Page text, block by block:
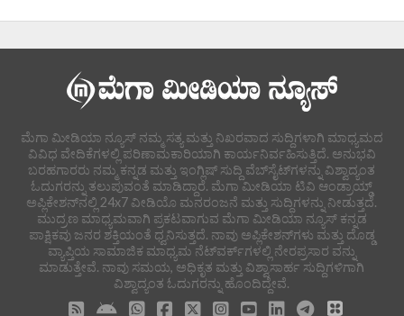
ಮೆಗಾ ಮೀಡಿಯಾ ನ್ಯೂಸ್ ನಮ್ಮ ಸತ್ಯ ಮತ್ತು ನಿಖರವಾದ ಸುದ್ದಿಗಳಾಗಿ ಮಾಧ್ಯಮದ
ವಿವಿಧ ವೇದಿಕೆಗಳಲ್ಲಿ ಪರಿಣಾಮಕಾರಿಯಾಗಿ ಕಾರ್ಯನಿರ್ವಹಿಸುತ್ತಿದೆ. ಅನುಭವಿ
ಬರಹಗಾರರು ನಮ್ಮ ಕನ್ನಡ ಮತ್ತು ಇಂಗ್ಲಿಷ್ ಸುದ್ದಿ ವೆಬ್‌ಸೈಟ್‌ಗಳನ್ನು ವಿಶ್ವಾದ್ಯಂತ
ಓದುಗರನ್ನು ತಲುಪುವಂತೆ ಮಾಡಿದ್ದಾರೆ. ಮೆಗಾ ಮೀಡಿಯಾ ಟಿವಿ ಆಂಡ್ರಾಯ್ಡ್
ಅಪ್ಲಿಕೇಶನ್‌ನಲ್ಲಿ 24x7 ವೀಡಿಯೊ ಮನರಂಜನೆ ಮತ್ತು ಸುದ್ದಿಗಳನ್ನು ನೀಡುತ್ತದೆ.
ಮುದ್ರಣ ಮಾಧ್ಯಮವಾಗಿ ಪ್ರಕಟವಾಗುವ ಮೆಗಾ ಮೀಡಿಯಾ ನ್ಯೂಸ್ ಕನ್ನಡ
ಪಾಕ್ಷಿಕವು ಜನರ ಶಕ್ತಿಯಂತೆ ಧ್ವನಿಸುತ್ತದೆ. ನಾವು ಅಪ್ಲಿಕೇಶನ್‌ಗಳು ಮತ್ತು ದೊಡ್ಡ
ವ್ಯಾಪ್ತಿಯ ಸಾಮಾಜಿಕ ಮಾಧ್ಯಮ ನೆಟ್‌ವರ್ಕ್‌ಗಳಲ್ಲಿ ನೇರಪ್ರಸಾರ ವನ್ನು
ಮಾಡುತ್ತೇವೆ. ನಾವು ಸಮಯ, ಅಧಿಕೃತ ಮತ್ತು ವಿಶ್ವಾಸಾರ್ಹ ಸುದ್ದಿಗಳಿಗಾಗಿ
ವಿಶ್ವಾದ್ಯಂತ ಓದುಗರನ್ನು ಹೊಂದಿದ್ದೇವೆ.